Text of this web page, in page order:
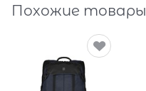
Похожие товары